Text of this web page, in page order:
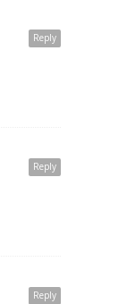
Reply
Reply
Reply